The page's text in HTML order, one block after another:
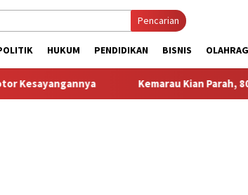
Pencarian
HUKUM PENDIDIKAN BISNIS
Kemarau Kian Parah, 80 Titik di